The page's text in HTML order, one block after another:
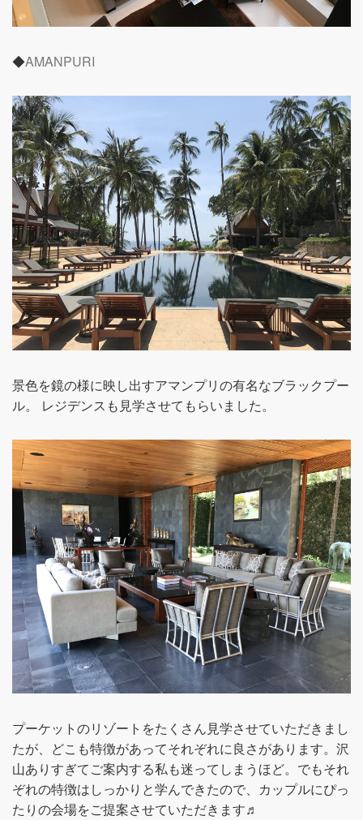
◆AMANPURI
景色を鏡の様に映し出すアマンプリの有名なブラックプー
ル。 レジデンスも見学させてもらいました。
プーケットのリゾートをたくさん見学させていただきまし
たが、どこも特徴があってそれぞれに良さがあります。沢
山ありすぎてご案内する私も迷ってしまうほど。でもそれ
ぞれの特徴はしっかりと学んできたので、カップルにぴっ
たりの会場をご提案させていただきます♬